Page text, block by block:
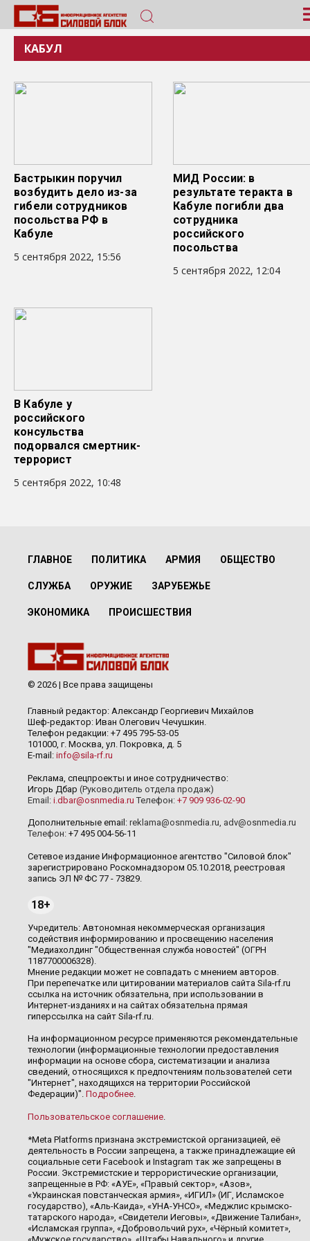
КАБУЛ
Бастрыкин поручил
возбудить дело из-за
гибели сотрудников
посольства РФ в
Кабуле
5 сентября 2022, 15:56
МИД России: в
результате теракта в
Кабуле погибли два
сотрудника
российского
посольства
5 сентября 2022, 12:04
В Кабуле у
российского
консульства
подорвался смертник-
террорист
5 сентября 2022, 10:48
ГЛАВНОЕ ПОЛИТИКА АРМИЯ ОБЩЕСТВО
СЛУЖБА ОРУЖИЕ ЗАРУБЕЖЬЕ
ЭКОНОМИКА ПРОИСШЕСТВИЯ
© 2026 | Все права защищены
Главный редактор: Александр Георгиевич Михайлов
Шеф-редактор: Иван Олегович Чечушкин.
Телефон редакции: +7 495 795-53-05
101000, г. Москва, ул. Покровка, д. 5
E-mail: info@sila-rf.ru
Реклама, спецпроекты и иное сотрудничество:
Игорь Дбар (Руководитель отдела продаж)
Email: i.dbar@osnmedia.ru Телефон: +7 909 936-02-90
Дополнительные email: reklama@osnmedia.ru, adv@osnmedia.ru
Телефон: +7 495 004-56-11
Сетевое издание Информационное агентство "Силовой блок"
зарегистрировано Роскомнадзором 05.10.2018, реестровая
запись ЭЛ № ФС 77 - 73829.
18+
Учредитель: Автономная некоммерческая организация
содействия информированию и просвещению населения
"Медиахолдинг "Общественная служба новостей" (ОГРН
1187700006328).
Мнение редакции может не совпадать с мнением авторов.
При перепечатке или цитировании материалов сайта Sila-rf.ru
ссылка на источник обязательна, при использовании в
Интернет-изданиях и на сайтах обязательна прямая
гиперссылка на сайт Sila-rf.ru.
На информационном ресурсе применяются рекомендательные
технологии (информационные технологии предоставления
информации на основе сбора, систематизации и анализа
сведений, относящихся к предпочтениям пользователей сети
"Интернет", находящихся на территории Российской
Федерации)". Подробнее.
Пользовательское соглашение.
*Meta Platforms признана экстремистской организацией, её
деятельность в России запрещена, а также принадлежащие ей
социальные сети Facebook и Instagram так же запрещены в
России. Экстремистские и террористические организации,
запрещенные в РФ: «АУЕ», «Правый сектор», «Азов»,
«Украинская повстанческая армия», «ИГИЛ» (ИГ, Исламское
государство), «Аль-Каида», «УНА-УНСО», «Меджлис крымско-
татарского народа», «Свидетели Иеговы», «Движение Талибан»,
«Исламская группа», «Добровольчий рух», «Чёрный комитет»,